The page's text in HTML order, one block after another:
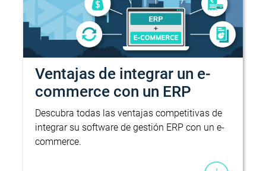
Ventajas de integrar un e-
commerce con un ERP
Descubra todas las ventajas competitivas de
integrar su software de gestión ERP con un e-
commerce.